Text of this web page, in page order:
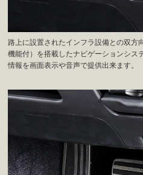
路上に設置されたインフラ設備との双方
機能付）を搭載したナビゲーションシス
情報を画面表示や音声で提供出来ます。